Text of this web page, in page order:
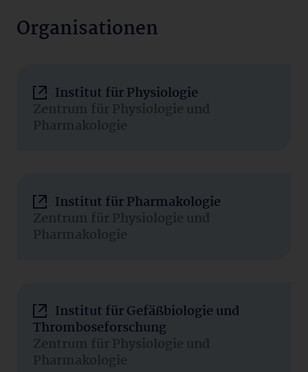
Organisationen
Institut für Physiologie
Zentrum für Physiologie und
Pharmakologie
Institut für Pharmakologie
Zentrum für Physiologie und
Pharmakologie
Institut für Gefäßbiologie und
Thromboseforschung
Zentrum für Physiologie und
Pharmakologie